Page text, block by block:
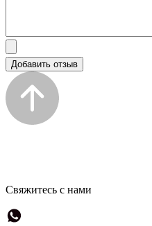
Добавить отзыв
Свяжитесь с нами